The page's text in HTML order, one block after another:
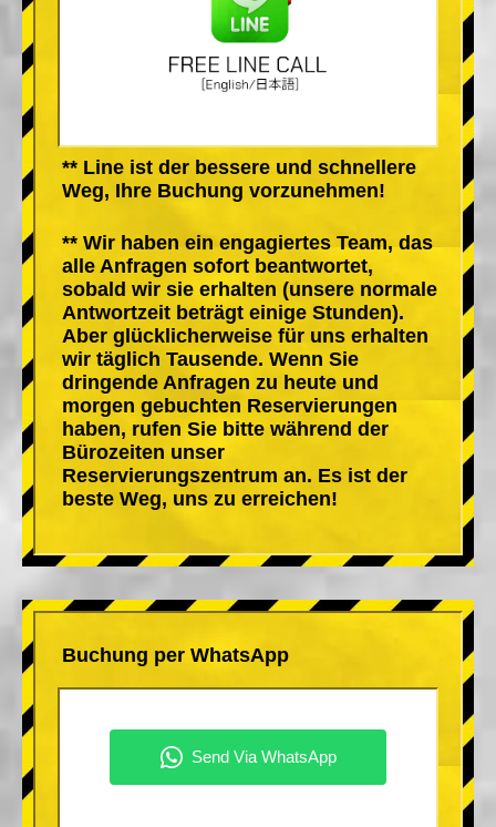
** Line ist der bessere und schnellere
Weg, Ihre Buchung vorzunehmen!
** Wir haben ein engagiertes Team, das
alle Anfragen sofort beantwortet,
sobald wir sie erhalten (unsere normale
Antwortzeit beträgt einige Stunden).
Aber glücklicherweise für uns erhalten
wir täglich Tausende. Wenn Sie
dringende Anfragen zu heute und
morgen gebuchten Reservierungen
haben, rufen Sie bitte während der
Bürozeiten unser
Reservierungszentrum an. Es ist der
beste Weg, uns zu erreichen!
Buchung per WhatsApp